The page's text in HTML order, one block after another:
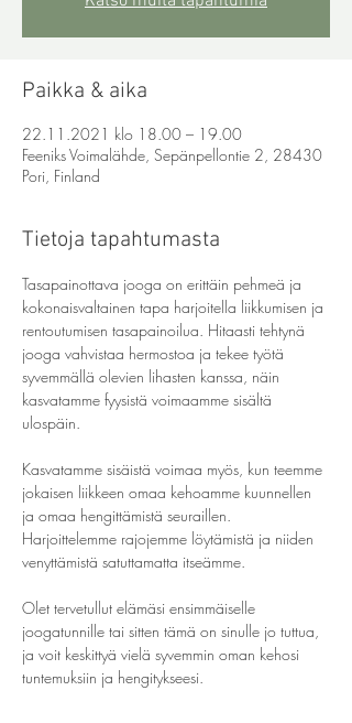
Paikka & aika
22.11.2021 klo 18.00 – 19.00
Feeniks Voimalähde, Sepänpellontie 2, 28430
Pori, Finland
Tietoja tapahtumasta
Tasapainottava jooga on erittäin pehmeä ja
kokonaisvaltainen tapa harjoitella liikkumisen ja
rentoutumisen tasapainoilua. Hitaasti tehtynä
jooga vahvistaa hermostoa ja tekee työtä
syvemmällä olevien lihasten kanssa, näin
kasvatamme fyysistä voimaamme sisältä
ulospäin.
Kasvatamme sisäistä voimaa myös, kun teemme
jokaisen liikkeen omaa kehoamme kuunnellen
ja omaa hengittämistä seuraillen.
Harjoittelemme rajojemme löytämistä ja niiden
venyttämistä satuttamatta itseämme.
Olet tervetullut elämäsi ensimmäiselle
joogatunnille tai sitten tämä on sinulle jo tuttua,
ja voit keskittyä vielä syvemmin oman kehosi
tuntemuksiin ja hengitykseesi.